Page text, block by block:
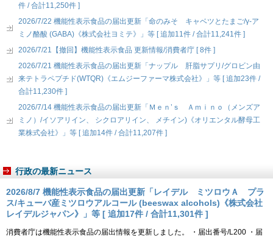
件 / 合計11,250件 ]
2026/7/22 機能性表示食品の届出更新「命のみそ キャベツとたまご/γ-ア
ミノ酪酸 (GABA)《株式会社ヨミテ》」等 [ 追加11件 / 合計11,241件 ]
2026/7/21【撤回】機能性表示食品 更新情報/消費者庁 [ 8件 ]
2026/7/21 機能性表示食品の届出更新「ナップル 肝脂サプリ/グロビン由
来テトラペプチド(WTQR)《エムジーファーマ株式会社》」等 [ 追加23件 /
合計11,230件 ]
2026/7/14 機能性表示食品の届出更新「Ｍｅｎ’ｓ Ａｍｉｎｏ（メンズア
ミノ）/イソアリイン、 シクロアリイン、 メチイン)《オリエンタル酵母工
業株式会社》」等 [ 追加14件 / 合計11,207件 ]
行政の最新ニュース
2026/8/7 機能性表示食品の届出更新「レイデル ミツロウＡ プラ
ス/キューバ産ミツロウアルコール (beeswax alcohols)《株式会社
レイデルジャパン》」等 [ 追加17件 / 合計11,301件 ]
消費者庁は機能性表示食品の届出情報を更新しました。 ・届出番号/L200 ・届